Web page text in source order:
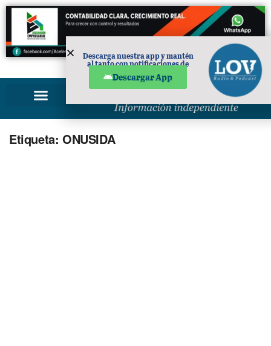
PUBLICIDAD
Etiqueta: ONUSIDA
Descarga nuestra app y mantén
al tanto con notificaciones de
Descargar App